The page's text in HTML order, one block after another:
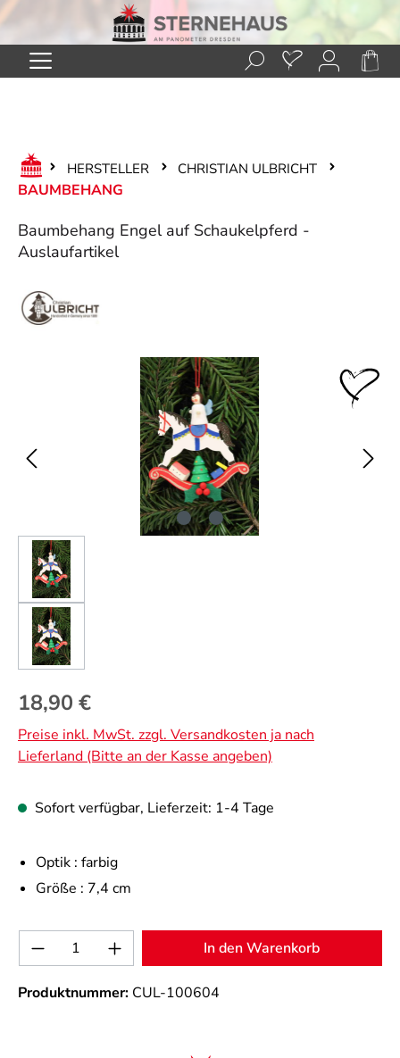
Zum Hauptinhalt springen
HERSTELLER CHRISTIAN ULBRICHT
BAUMBEHANG
Baumbehang Engel auf Schaukelpferd -
Auslaufartikel
Bildergalerie überspringen
Regulärer Preis:
18,90 €
Preise inkl. MwSt. zzgl. Versandkosten ja nach
Lieferland (Bitte an der Kasse angeben)
Sofort verfügbar, Lieferzeit: 1-4 Tage
Optik : farbig
Größe : 7,4 cm
Produkt Anzahl: Gib den gewünschten
In den Warenkorb
Produktnummer: CUL-100604